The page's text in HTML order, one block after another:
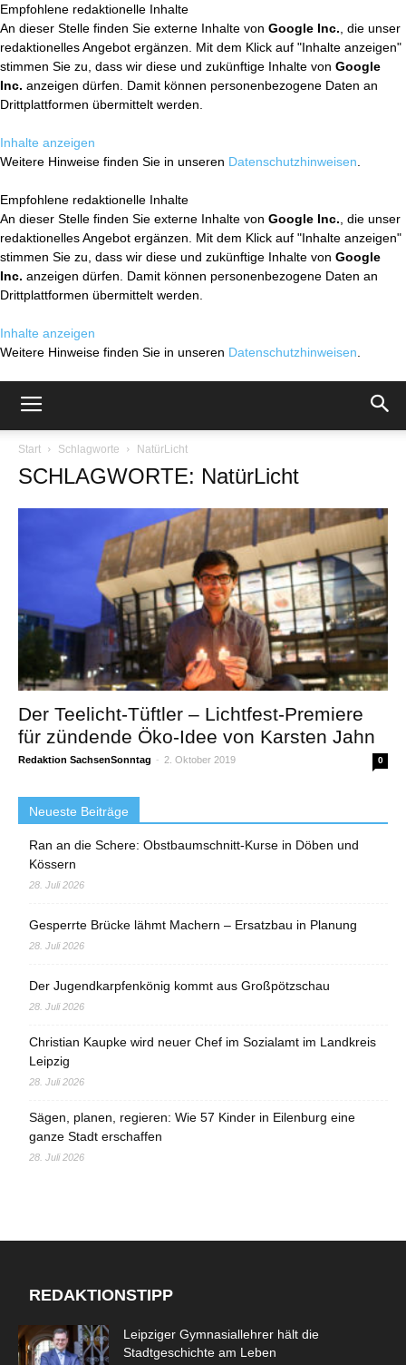
Empfohlene redaktionelle Inhalte
An dieser Stelle finden Sie externe Inhalte von Google Inc. , die unser
redaktionelles Angebot ergänzen. Mit dem Klick auf "Inhalte anzeigen"
stimmen Sie zu, dass wir diese und zukünftige Inhalte von Google
Inc. anzeigen dürfen. Damit können personenbezogene Daten an
Drittplattformen übermittelt werden.
Inhalte anzeigen
Weitere Hinweise finden Sie in unseren Datenschutzhinweisen
Empfohlene redaktionelle Inhalte
An dieser Stelle finden Sie externe Inhalte von Google Inc. , die unser
redaktionelles Angebot ergänzen. Mit dem Klick auf "Inhalte anzeigen"
stimmen Sie zu, dass wir diese und zukünftige Inhalte von Google
Inc. anzeigen dürfen. Damit können personenbezogene Daten an
Drittplattformen übermittelt werden.
Inhalte anzeigen
Weitere Hinweise finden Sie in unseren Datenschutzhinweisen
Start Schlagworte NatürLicht
SCHLAGWORTE: NatürLicht
Der Teelicht-Tüftler – Lichtfest-Premiere
für zündende Öko-Idee von Karsten Jahn
Redaktion SachsenSonntag - 2. Oktober 2019 0
Neueste Beiträge
Ran an die Schere: Obstbaumschnitt-Kurse in Döben und
Kössern
28. Juli 2026
Gesperrte Brücke lähmt Machern – Ersatzbau in Planung
28. Juli 2026
Der Jugendkarpfenkönig kommt aus Großpötzschau
28. Juli 2026
Christian Kaupke wird neuer Chef im Sozialamt im Landkreis
Leipzig
28. Juli 2026
Sägen, planen, regieren: Wie 57 Kinder in Eilenburg eine
ganze Stadt erschaffen
28. Juli 2026
REDAKTIONSTIPP
Leipziger Gymnasiallehrer hält die
Stadtgeschichte am Leben